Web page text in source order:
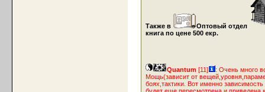
Также в
Оптовый отдел
книга по цене 500 екр.
Quantum [11]
: Очень много
Мощь(зависит от
боях,тактики. Вот именно